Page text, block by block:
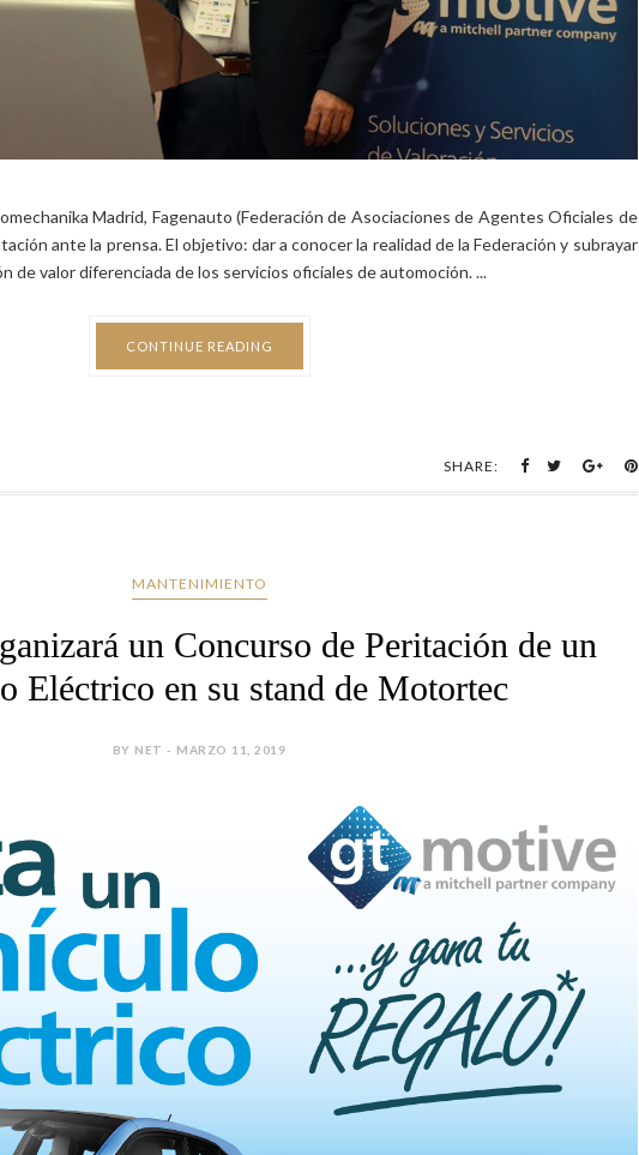
Madrid, Fagenauto (Federación de Asociaciones de Agentes Oficiales de
ante la prensa. El objetivo: dar a conocer la realidad de la Federación y subrayar
de valor diferenciada de los servicios oficiales de automoción. ...
CONTINUE READING
SHARE:
MANTENIMIENTO
un Concurso de Peritación de un
Eléctrico en su stand de Motortec
BY NET - MARZO 11, 2019